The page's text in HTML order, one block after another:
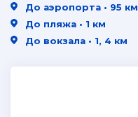
До аэропорта • 95 км
До пляжа • 1 км
До вокзала • 1, 4 км